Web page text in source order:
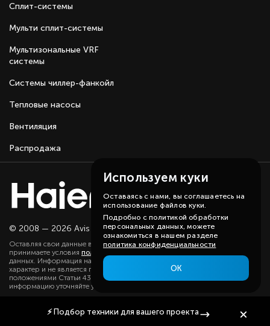
Сплит-системы
Мульти сплит-системы
Мультизональные VRF
системы
Системы чиллер-фанкойл
Тепловые насосы
Вентиляция
Распродажа
© 2008 — 2026 Avis group.Карта сайта
Оставляя свои данные в любой форме на сайте, вы даете согласие и
принимаете условия политики
данных. Информация на данном сайте носит ознакомительный
характер и не является публичной офертой, определяемой
положениями Статьи 437(2) ГК РФ. Существенную для вас
информацию уточняйте у наших менеджеров.
⚡ Подбор техники для вашего проекта
Используем куки
Оставаясь с нами, вы соглашаетесь на
использование файлов куки.
Подробно с политикой обработки
персональных данных, можете
ознакомиться в нашем разделе
политика конфиденциальности
ОК